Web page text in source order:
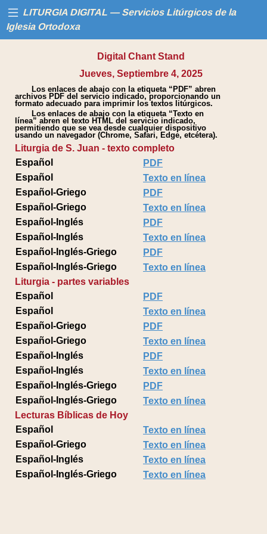
LITURGIA DIGITAL — Servicios Litúrgicos de la
Iglesia Ortodoxa
Libros
Calendario
Ayuda
Digital Chant Stand
Jueves, Septiembre 4, 2025
Los enlaces de abajo con la etiqueta “PDF” abren
archivos PDF del servicio indicado, proporcionando un
formato adecuado para imprimir los textos litúrgicos.
Los enlaces de abajo con la etiqueta “Texto en
línea” abren el texto HTML del servicio indicado,
permitiendo que se vea desde cualquier dispositivo
usando un navegador (Chrome, Safari, Edge, etcétera).
Liturgia de S. Juan - texto completo
Español
PDF
Español
Texto en línea
Español-Griego
PDF
Español-Griego
Texto en línea
Español-Inglés
PDF
Español-Inglés
Texto en línea
Español-Inglés-Griego
PDF
Español-Inglés-Griego
Texto en línea
Liturgia - partes variables
Español
PDF
Español
Texto en línea
Español-Griego
PDF
Español-Griego
Texto en línea
Español-Inglés
PDF
Español-Inglés
Texto en línea
Español-Inglés-Griego
PDF
Español-Inglés-Griego
Texto en línea
Lecturas Bíblicas de Hoy
Español
Texto en línea
Español-Griego
Texto en línea
Español-Inglés
Texto en línea
Español-Inglés-Griego
Texto en línea